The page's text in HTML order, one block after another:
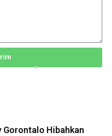
Gorontalo Hibahkan